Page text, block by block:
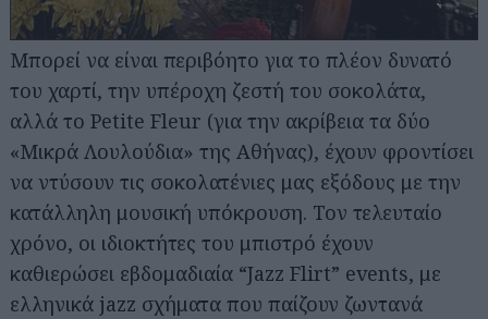
Μπορεί να είναι περιβόητο για το πλέον δυνατό
του χαρτί, την υπέροχη ζεστή του σοκολάτα,
αλλά το Petite Fleur (για την ακρίβεια τα δύο
«Μικρά Λουλούδια» της Αθήνας), έχουν φροντίσει
να ντύσουν τις σοκολατένιες μας εξόδους με την
κατάλληλη μουσική υπόκρουση. Τον τελευταίο
χρόνο, οι ιδιοκτήτες του μπιστρό έχουν
καθιερώσει εβδομαδιαία “Jazz Flirt” events, με
ελληνικά jazz σχήματα που παίζουν ζωντανά